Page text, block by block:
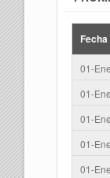
Fecha
01-Ene
01-Ene
01-Ene
01-Ene
01-Ene